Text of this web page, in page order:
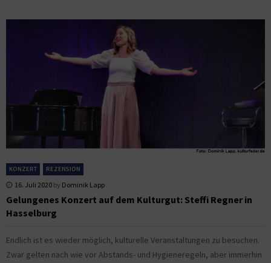
KONZERT REZENSION
16. Juli 2020 by Dominik Lapp
Gelungenes Konzert auf dem Kulturgut: Steffi Regner in
Hasselburg
Endlich ist es wieder möglich, kulturelle Veranstaltungen zu besuchen.
Zwar gelten nach wie vor Abstands- und Hygieneregeln, aber immerhin